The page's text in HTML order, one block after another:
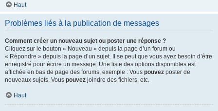
Haut
Problèmes liés à la publication de messages
Comment créer un nouveau sujet ou poster une réponse ?
Cliquez sur le bouton « Nouveau » depuis la page d’un forum ou
« Répondre » depuis la page d’un sujet. Il se peut que vous ayez besoin d’être
enregistré pour écrire un message. Une liste des options disponibles est
affichée en bas de page des forums, exemple : Vous pouvez poster de
nouveaux sujets, Vous pouvez joindre des fichiers, etc.
Haut